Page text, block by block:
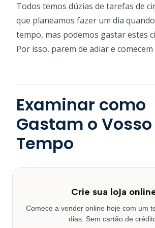
Todos temos dúzias de tarefas de
que planeamos fazer um dia
tempo, mas podemos gastar estes
Por isso, parem de adiar e comecem
Examinar como
Gastam o Vosso
Tempo
Crie sua loja
Comece a vender online hoje com um
dias. Sem cartão de